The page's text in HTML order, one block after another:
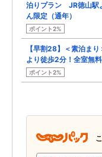
泊りプラン JR徳山駅
ん限定（通年）
ポイント2%
【早割28】＜素泊ま
より徒歩2分！全室無
ポイント2%